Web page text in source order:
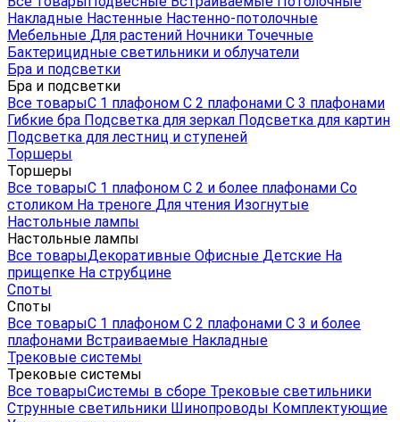
Накладные Настенные Настенно-потолочные
Мебельные Для растений Ночники Точечные
Бактерицидные светильники и облучатели
Бра и подсветки
Бра и подсветки
Все товарыС 1 плафоном С 2 плафонами С 3 плафонами
Гибкие бра Подсветка для зеркал Подсветка для картин
Подсветка для лестниц и ступеней
Торшеры
Торшеры
Все товарыС 1 плафоном С 2 и более плафонами Со
столиком На треноге Для чтения Изогнутые
Настольные лампы
Настольные лампы
Все товарыДекоративные Офисные Детские На
прищепке На струбцине
Споты
Споты
Все товарыС 1 плафоном С 2 плафонами С 3 и более
плафонами Встраиваемые Накладные
Трековые системы
Трековые системы
Все товарыСистемы в сборе Трековые светильники
Струнные светильники Шинопроводы Комплектующие